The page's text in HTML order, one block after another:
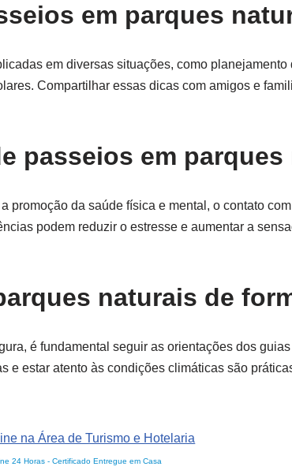
em parques
em diversas situações, como
Compartilhar essas dicas com amigos e
passeios em parques
promoção da saúde física e mental, o contato
podem reduzir o estresse e aumentar a
naturais de
é fundamental seguir as orientações dos
e estar atento às condições climáticas são
24 Horas- Certificado Entregue em Casa